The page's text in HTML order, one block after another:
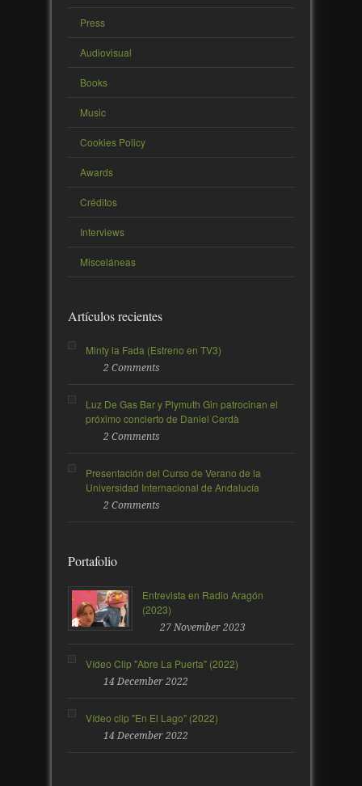
Press
Audiovisual
Books
Music
Cookies Policy
Awards
Créditos
Interviews
Misceláneas
Artículos recientes
Minty la Fada (Estreno en TV3)
2 Comments
Luz De Gas Bar y Plymuth Gin patrocinan el
próximo concierto de Daniel Cerdà
2 Comments
Presentación del Curso de Verano de la
Universidad Internacional de Andalucía
2 Comments
Portafolio
Entrevista en Radio Aragón
(2023)
27 November 2023
Vídeo Clip "Abre La Puerta" (2022)
14 December 2022
Vídeo clip "En El Lago" (2022)
14 December 2022